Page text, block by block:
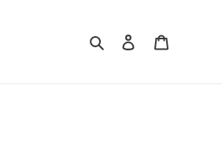
検索 ログイン